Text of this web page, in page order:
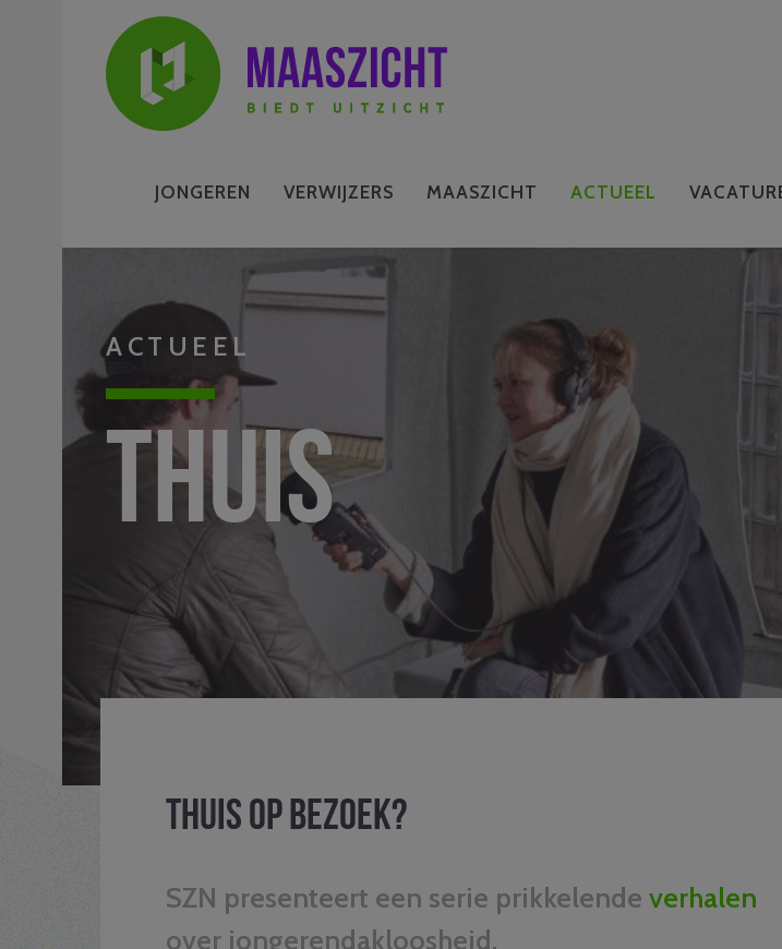
JONGEREN VERWIJZERS MAASZICHT ACTUEEL
ACTUEEL
Thuis
Thuis op bezoek?
SZN presenteert een serie prikkelende verhalen
over jongerendakloosheid.